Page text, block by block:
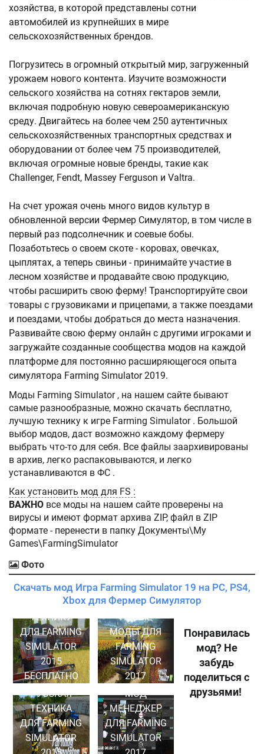
хозяйства, в которой представлены сотни
автомобилей из крупнейших в мире
сельскохозяйственных брендов.
Погрузитесь в огромный открытый мир, загруженный
урожаем нового контента. Изучите возможности
сельского хозяйства на сотнях гектаров земли,
включая подробную новую североамериканскую
среду. Двигайтесь на более чем 250 аутентичных
сельскохозяйственных транспортных средствах и
оборудовании от более чем 75 производителей,
включая огромные новые бренды, такие как
Challenger, Fendt, Massey Ferguson и Valtra.
На счет урожая очень много видов культур в
обновленной версии Фермер Симулятор, в том числе в
первый раз подсолнечник и соевые бобы.
Позаботьтесь о своем скоте - коровах, овечках,
цыплятах, а теперь свиньи - принимайте участие в
лесном хозяйстве и продавайте свою продукцию,
чтобы расширить свою ферму! Транспортируйте свои
товары с грузовиками и прицепами, а также поездами
и поездами, чтобы добраться до места назначения.
Развивайте свою ферму онлайн с другими игроками и
загружайте созданные сообщества модов на каждой
платформе для постоянно расширяющегося опыта
симулятора Farming Simulator 2019.
Моды Farming Simulator , на нашем сайте бывают
самые разнообразные, можно скачать бесплатно,
лучшую технику к игре Farming Simulator . Большой
выбор модов, даст возможно каждому фермеру
выбрать что-то для себя. Все файлы заархивированы
в архив, легко распаковываются, и легко
устанавливаются в ФС .
Как установить мод для FS :
ВАЖНО все моды на нашем сайте проверены на
вирусы и имеют формат архива ZIP, файл в ZIP
формате - перенести в папку Документы\My
Games\FarmingSimulator
Фото
Скачать мод Игра Farming Simulator 19 на PC, PS4,
Xbox для Фермер Симулятор
СКАЧАТЬ
ТЕХНИКУ
ДЛЯ FARMING
SIMULATOR
2015
БЕСПЛАТНО
НОВЫЕ
МОДЫ ДЛЯ
FARMING
SIMULATOR
2017
РУССКАЯ
ТЕХНИКА
ДЛЯ FARMING
SIMULATOR
МОД
МЕНЕДЖЕР
ДЛЯ FARMING
SIMULATOR
Понравилась
мод? Не
забудь
поделиться с
друзьями!